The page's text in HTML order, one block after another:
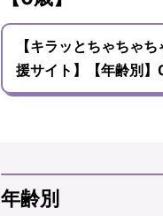
【キラッとちゃちゃ
援サイト】【年齢別
年齢別